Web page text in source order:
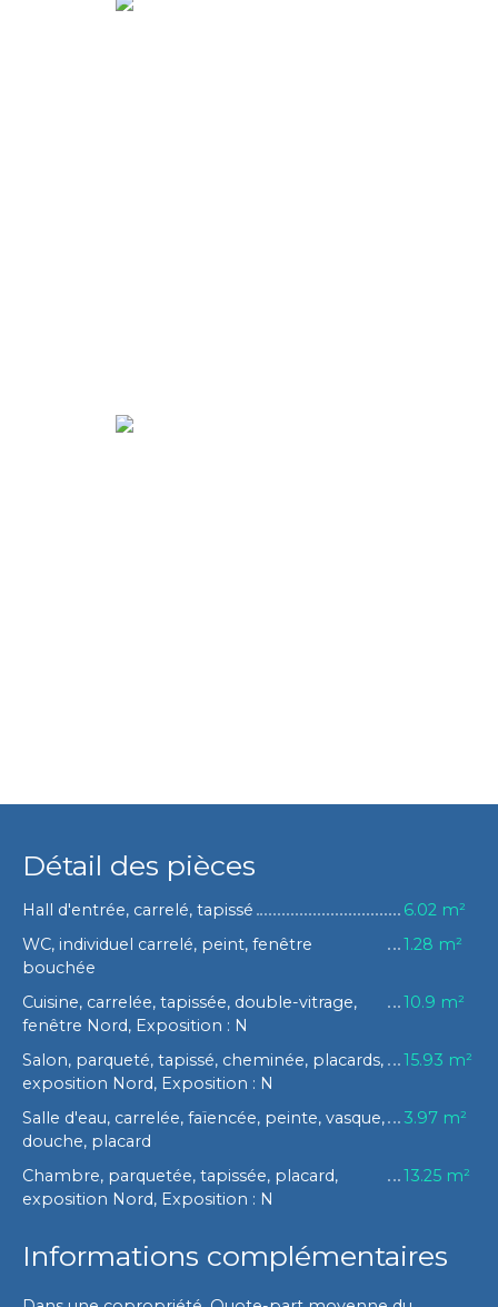
Détail des pièces
Hall d'entrée, carrelé, tapissé
6.02 m²
WC, individuel carrelé, peint, fenêtre
bouchée
1.28 m²
Cuisine, carrelée, tapissée, double-vitrage,
fenêtre Nord, Exposition : N
10.9 m²
Salon, parqueté, tapissé, cheminée, placards,
exposition Nord, Exposition : N
15.93 m²
Salle d'eau, carrelée, faïencée, peinte, vasque,
douche, placard
3.97 m²
Chambre, parquetée, tapissée, placard,
exposition Nord, Exposition : N
13.25 m²
Informations complémentaires